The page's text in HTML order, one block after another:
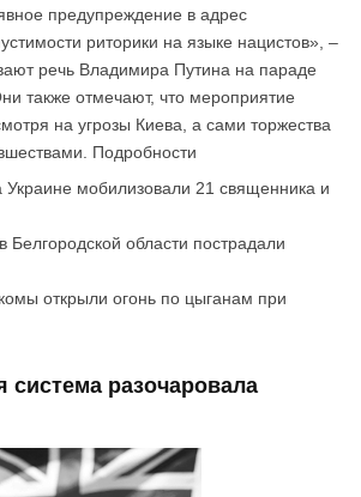
предупреждение в адрес
риторики на языке нацистов», –
речь Владимира Путина на параде
также отмечают, что мероприятие
на угрозы Киева, а сами торжества
Подробности
Украине мобилизовали 21 священника и
области пострадали
открыли огонь по цыганам при
система разочаровала